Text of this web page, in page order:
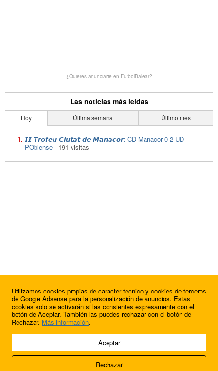
¿Quieres anunciarte en FutbolBalear?
Las noticias más leídas
Hoy Última semana Último mes
𝙄𝙄 𝙏𝙧𝙤𝙛𝙚𝙪 𝘾𝙞𝙪𝙩𝙖𝙩 𝙙𝙚 𝙈𝙖𝙣𝙖𝙘𝙤𝙧: CD Manacor 0-2 UD
POblense - 191 visitas
© 2009 - 2026 Soluciones Corporativas IP, SL.
Acerca de nosotros
Utilizamos cookies propias de carácter técnico y cookies de terceros
de Google Adsense para la personalización de anuncios. Estas
cookies solo se activarán si las consientes expresamente con el
botón de Aceptar. También las puedes rechazar con el botón de
Rechazar. Más información.
Aceptar
Rechazar